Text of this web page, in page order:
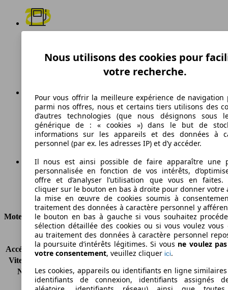
Carburant
118 g/km
Émissions de CO2 (combinées)*
Ø 5.1 l/100km
Consommation
Moteur et Puissance
KW (CH)
114 kW (155 PS)
Accélération (0-100 km/h) 8.3s
Vitesse maximale (km/h)
Nombre de vitesses
1
Couple
210 nm
Nous utilisons des cookies pour
votre recherche.
Pour vous offrir la meilleure expérience de navigation
parmi nos offres, nous et certains tiers utilisons des
d’autres technologies (que nous désignons sous
générique de : « cookies ») dans le but de
informations sur les appareils et des données à
personnel (par ex. les adresses IP) et d’y accéder.
Il nous est ainsi possible de faire apparaître une
personnalisée en fonction de vos intérêts,
offre et d’analyser l’utilisation que vous en faites.
cliquer sur le bouton en bas à droite pour donner votre
la mise en œuvre de cookies soumis à
traitement des données à caractère personnel y
le bouton en bas à gauche si vous souhaitez
sélection détaillée des cookies ou si vous voulez vous
au traitement des données à caractère personnel
la poursuite d’intérêts légitimes. Si vous ne voulez
votre consentement, veuillez cliquer ici.
Les cookies, appareils ou identifiants en ligne
identifiants de connexion, identifiants assignés